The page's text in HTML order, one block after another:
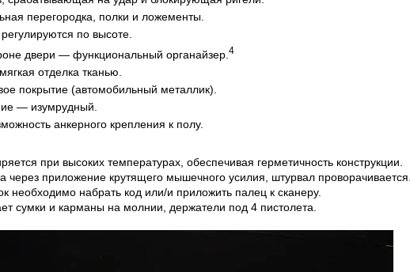
перегородка, полки и ложементы.
по высоте.
двери — функциональный органайзер. 4
отделка тканью.
покрытие (автомобильный металлик).
— изумрудный.
анкерного крепления к полу.
при высоких температурах, обеспечивая герметичность конструкции.
через приложение крутящего мышечного усилия, штурвал проворачивается.
необходимо набрать код или/и приложить палец к сканеру.
сумки и карманы на молнии, держатели под 4 пистолета.